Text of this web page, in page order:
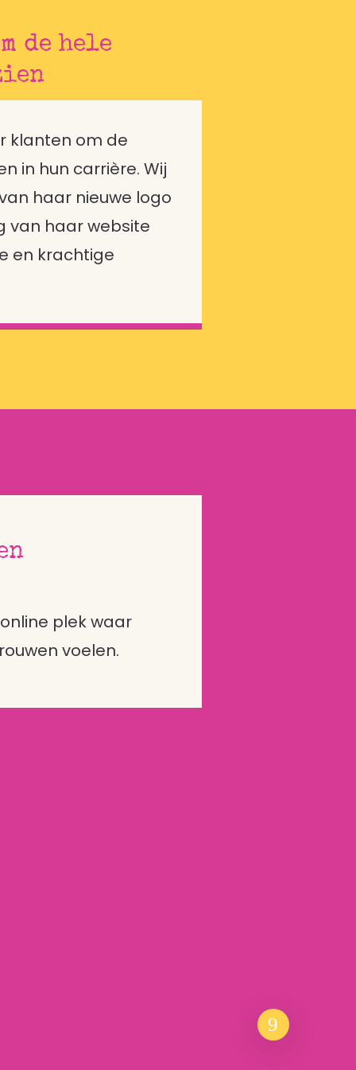
de hele
klanten om de
in hun carrière. Wij
haar nieuwe logo
van haar website
en krachtige
plek waar
voelen.